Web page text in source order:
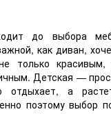
до выбора
как диван,
только
Детская —
а
поэтому выбор